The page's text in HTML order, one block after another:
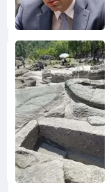
Снимка:
Bulgaria ON
AIR